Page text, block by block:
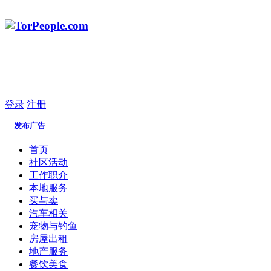
登录 注册
发布广告
首页
社区活动
工作职介
本地服务
买与卖
汽车相关
宠物与钓鱼
房屋出租
地产服务
餐饮美食